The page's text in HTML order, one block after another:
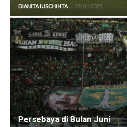
DIANITA IUSCHINTA - 27/01/2025
Persebaya di Bulan Juni